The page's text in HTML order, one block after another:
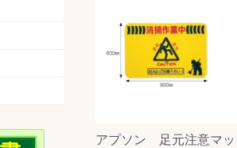
アプソン 足元注意マッ